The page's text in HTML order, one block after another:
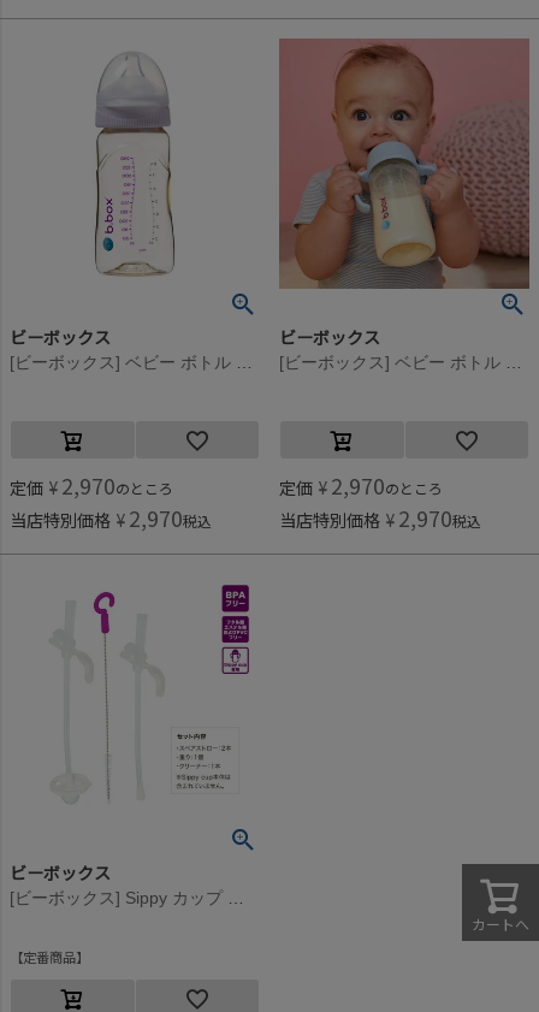
ビーボックス
[ビーボックス] ベビー ボトル 240ml ピオニー
定価 ¥ 2,970のところ
当店特別価格 ¥ 2,970税込
ビーボックス
[ビーボックス] ベビー ボトル 240ml ララバイブルー
定価 ¥ 2,970のところ
当店特別価格 ¥ 2,970税込
ビーボックス
[ビーボックス] Sippy カップ 専用スペアストロー＆クリーナーセット マルチカラー
定番商品
カートへ